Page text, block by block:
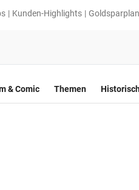
Kunden-Highlights Goldsparplan
& Comic Themen